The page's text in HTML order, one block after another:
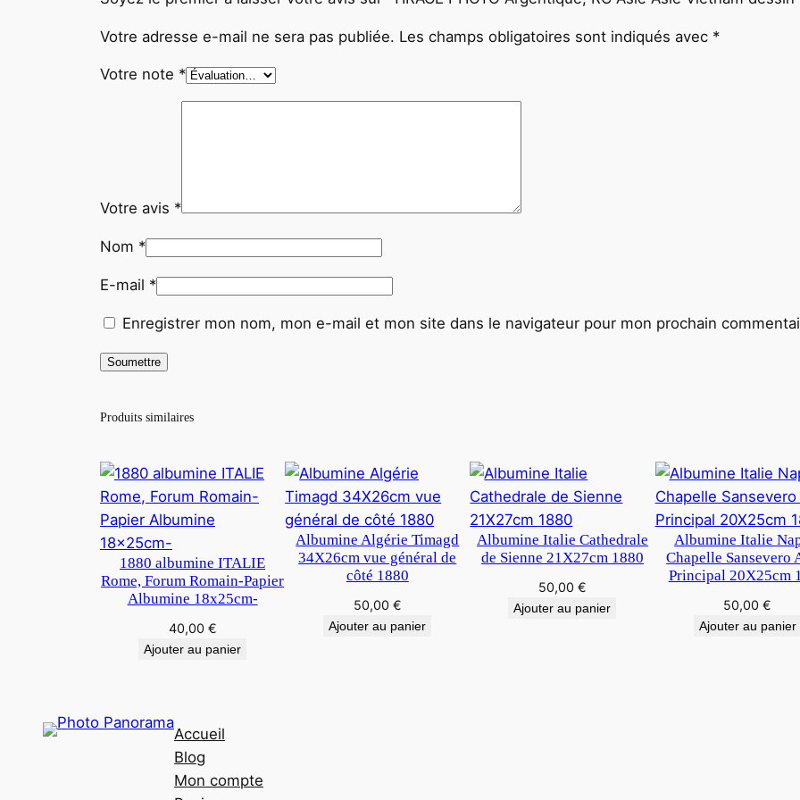
n
Votre adresse e-mail ne sera pas publiée. Les champs obligatoires sont indiqués avec *
Votre note *
Votre avis *
Nom *
E-mail *
Enregistrer mon nom, mon e-mail et mon site dans le navigateur pour mon prochain
Produits similaires
1880 albumine ITALIE
Rome, Forum Romain-Papier
Albumine 18x25cm-
40,00 €
Ajouter au panier
Albumine Algérie Timagd
34X26cm vue général de
côté 1880
50,00 €
Ajouter au panier
Albumine Italie Cathedrale
de Sienne 21X27cm 1880
50,00 €
Ajouter au panier
Albumine Italie
Chapelle Sansevero
Principal 20X25cm
50,00€
Ajouter au panier
Accueil
Blog
Mon compte